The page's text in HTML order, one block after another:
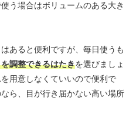
う場合はボリュームのある大き
あると便利ですが、毎日使うも
調整できるはたきを選びましょ
用意しなくていいので便利で
なら、目が行き届かない高い場所